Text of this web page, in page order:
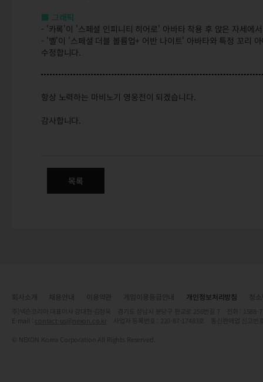
■ 그래픽
- '카록'이 '스페셜 인피니티 히어로' 아바타 착용 후 앉은 자세에
- '벨'이 '스페셜 더블 볼륨업+ 어반 나이트' 아바타와 특정 꼬리
수정합니다.
항상 노력하는 마비노기 영웅전이 되겠습니다.
감사합니다.
목록
개인정보처리방침
contact-us@nexon.co.kr
© NEXON Korea Corporation All Rights Reserved.